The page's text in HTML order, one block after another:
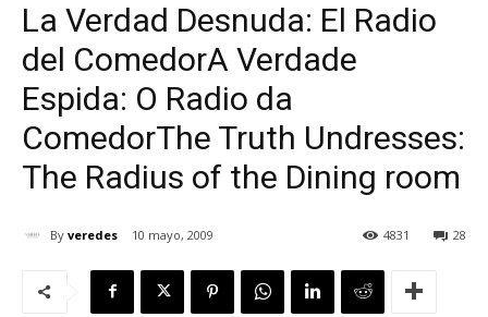
La Verdad Desnuda: El Radio
del ComedorA Verdade
Espida: O Radio da
ComedorThe Truth Undresses:
The Radius of the Dining room
By veredes 10 mayo, 2009 28
4831